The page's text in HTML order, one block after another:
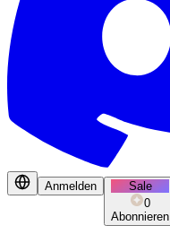
Anmelden
Sale
0
Abonnieren